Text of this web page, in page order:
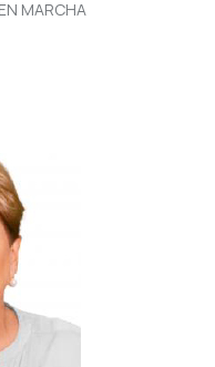
MARCHA